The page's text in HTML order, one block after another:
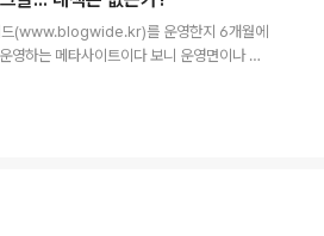
할 수 있는 서비스라고
design.
사해보이는지... 포탈
드(www.blogwide.kr)를 운영한지 6개월에
영하는 메타사이트이다 보니 운영면이나 홍
로 도배한 블로그나 스팸블로그들이다. 지속
이다. 광고도 정보가 되는 세상이기 때문이
글을 지속적으로 올리고 있는 스팸블로그들